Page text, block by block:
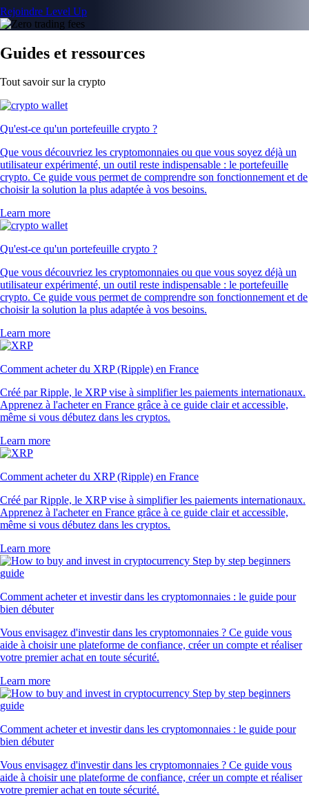
Rejoindre Level Up
Guides et ressources
Tout savoir sur la crypto
Qu'est-ce qu'un portefeuille crypto ?
Que vous découvriez les cryptomonnaies ou que vous soyez déjà un
utilisateur expérimenté, un outil reste indispensable : le portefeuille
crypto. Ce guide vous permet de comprendre son fonctionnement et de
choisir la solution la plus adaptée à vos besoins.
Learn more
Qu'est-ce qu'un portefeuille crypto ?
Que vous découvriez les cryptomonnaies ou que vous soyez déjà un
utilisateur expérimenté, un outil reste indispensable : le portefeuille
crypto. Ce guide vous permet de comprendre son fonctionnement et de
choisir la solution la plus adaptée à vos besoins.
Learn more
Comment acheter du XRP (Ripple) en France
Créé par Ripple, le XRP vise à simplifier les paiements internationaux.
Apprenez à l'acheter en France grâce à ce guide clair et accessible,
même si vous débutez dans les cryptos.
Learn more
Comment acheter du XRP (Ripple) en France
Créé par Ripple, le XRP vise à simplifier les paiements internationaux.
Apprenez à l'acheter en France grâce à ce guide clair et accessible,
même si vous débutez dans les cryptos.
Learn more
Comment acheter et investir dans les cryptomonnaies : le guide pour
bien débuter
Vous envisagez d'investir dans les cryptomonnaies ? Ce guide vous
aide à choisir une plateforme de confiance, créer un compte et réaliser
votre premier achat en toute sécurité.
Learn more
Comment acheter et investir dans les cryptomonnaies : le guide pour
bien débuter
Vous envisagez d'investir dans les cryptomonnaies ? Ce guide vous
aide à choisir une plateforme de confiance, créer un compte et réaliser
votre premier achat en toute sécurité.